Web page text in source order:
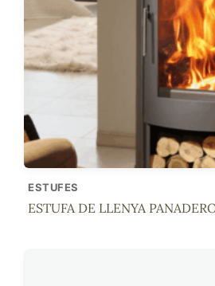
ESTUFES
ESTUFA DE LLENYA